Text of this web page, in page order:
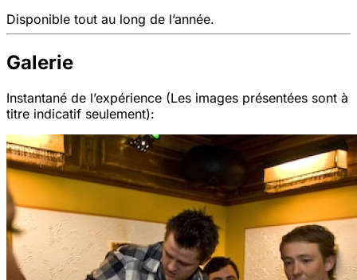
Disponible tout au long de l’année.
Galerie
Instantané de l’expérience (Les images présentées sont à
titre indicatif seulement):